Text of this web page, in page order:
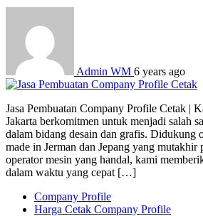
Admin WM 6 years ago
Jasa Pembuatan Company Profile Cetak |
Jakarta berkomitmen untuk menjadi salah
dalam bidang desain dan grafis. Didukung
made in Jerman dan Jepang yang mutakhir
operator mesin yang handal, kami
dalam waktu yang cepat […]
Company Profile
Harga Cetak Company Profile